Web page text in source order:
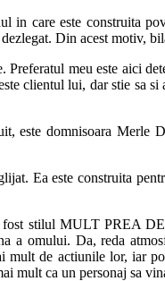
in care este construita
Din acest motiv,
Preferatul meu este aici
clientul lui, dar stie sa
este domnisoara
Ea este construita
stilul MULT PREA
a omului. Da, reda
mult de actiunile lor,
ca un personaj sa